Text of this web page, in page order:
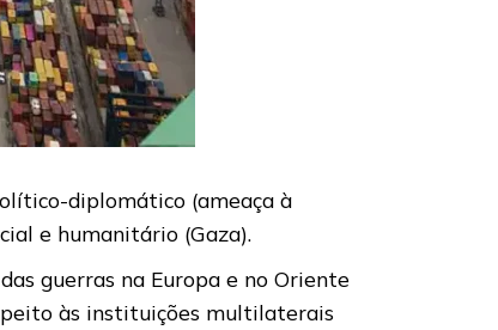
diplomático (ameaça à
e humanitário (Gaza).
guerras na Europa e no Oriente
às instituições multilaterais